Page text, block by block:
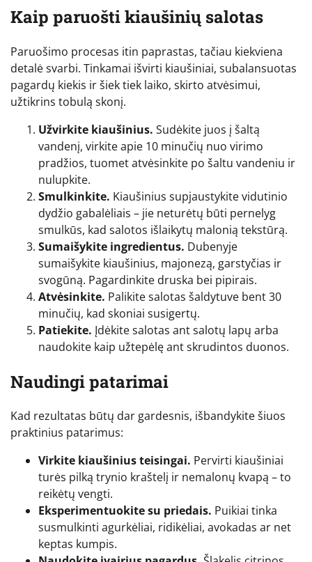
Kaip paruošti kiaušinių salotas
Paruošimo procesas itin paprastas, tačiau kiekviena
detalė svarbi. Tinkamai išvirti kiaušiniai, subalansuotas
pagardų kiekis ir šiek tiek laiko, skirto atvėsimui,
užtikrins tobulą skonį.
Užvirkite kiaušinius. Sudėkite juos į šaltą
vandenį, virkite apie 10 minučių nuo virimo
pradžios, tuomet atvėsinkite po šaltu vandeniu ir
nulupkite.
Smulkinkite. Kiaušinius supjaustykite vidutinio
dydžio gabalėliais – jie neturėtų būti pernelyg
smulkūs, kad salotos išlaikytų malonią tekstūrą.
Sumaišykite ingredientus. Dubenyje
sumaišykite kiaušinius, majonezą, garstyčias ir
svogūną. Pagardinkite druska bei pipirais.
Atvėsinkite. Palikite salotas šaldytuve bent 30
minučių, kad skoniai susigertų.
Patiekite. Įdėkite salotas ant salotų lapų arba
naudokite kaip užtepėlę ant skrudintos duonos.
Naudingi patarimai
Kad rezultatas būtų dar gardesnis, išbandykite šiuos
praktinius patarimus:
Virkite kiaušinius teisingai. Pervirti kiaušiniai
turės pilką trynio kraštelį ir nemalonų kvapą – to
reikėtų vengti.
Eksperimentuokite su priedais. Puikiai tinka
susmulkinti agurkėliai, ridikėliai, avokadas ar net
keptas kumpis.